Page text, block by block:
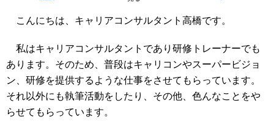
こんにちは、キャリアコンサルタント高橋です。
私はキャリアコンサルタントであり研修トレーナーでも
あります。そのため、普段はキャリコンやスーパービジョ
ン、研修を提供するような仕事をさせてもらっています。
それ以外にも執筆活動をしたり、その他、色んなことをや
らせてもらっています。